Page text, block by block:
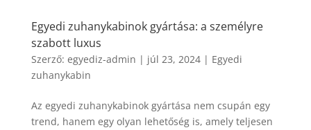
Egyedi zuhanykabinok gyártása: a személyre
szabott luxus
Szerző: egyediz-admin | júl 23, 2024| Egyedi
zuhanykabin
Az egyedi zuhanykabinok gyártása nem csupán egy
trend, hanem egy olyan lehetőség is, amely teljesen